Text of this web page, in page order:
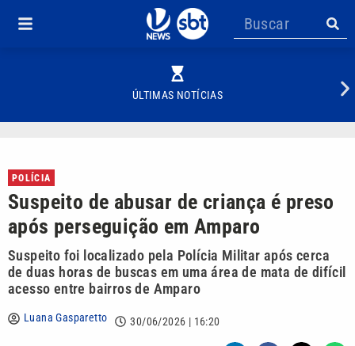
ÚLTIMAS NOTÍCIAS
POLÍCIA
Suspeito de abusar de criança é preso
após perseguição em Amparo
Suspeito foi localizado pela Polícia Militar após cerca
de duas horas de buscas em uma área de mata de difícil
acesso entre bairros de Amparo
Luana Gasparetto 30/06/2026 | 16:20